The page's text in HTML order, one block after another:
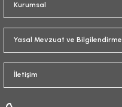
Kurumsal
Yasal Mevzuat ve Bilgilendirme
İletişim